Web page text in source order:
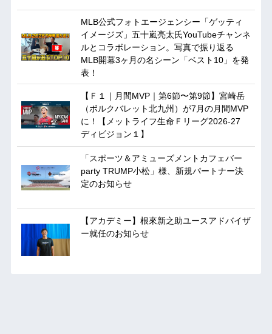
MLB公式フォトエージェンシー「ゲッティ
イメージズ」五十嵐亮太氏YouTubeチャンネ
ルとコラボレーション。写真で振り返る
MLB開幕3ヶ月の名シーン「ベスト10」を発
表！
【Ｆ１｜月間MVP｜第6節〜第9節】宮崎岳
（ボルクバレット北九州）が7月の月間MVP
に！【メットライフ生命Ｆリーグ2026-27
ディビジョン１】
「スポーツ＆アミューズメントカフェバー
party TRUMP小松」様、新規パートナー決
定のお知らせ
【アカデミー】根來新之助ユースアドバイザ
ー就任のお知らせ